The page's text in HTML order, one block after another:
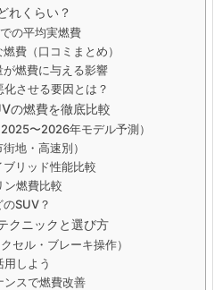
れくらい？
の平均実燃費
費（口コミまとめ）
燃費に与える影響
させる要因とは？
の燃費を徹底比較
〜2026年モデル予測）
地・高速別）
リッド性能比較
ン燃費比較
SUV？
クニックと選び方
セル・ブレーキ操作）
しよう
ンスで燃費改善